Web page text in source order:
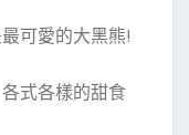
可愛的大黑熊!
式各樣的甜食